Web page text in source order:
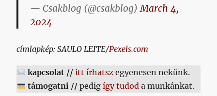
— Csakblog (@csakblog)March 4,
2024
címlapkép: SAULO LEITE/Pexels.com
kapcsolat // itt írhatszegyenesen nekünk.
támogatni //pedig így tudoda munkánkat.